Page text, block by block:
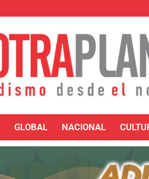
GLOBAL NACIONAL